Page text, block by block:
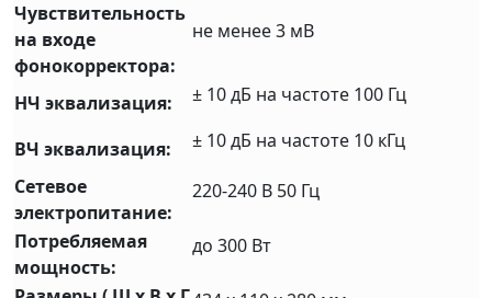
Чувствительность
на входе
фонокорректора:
не менее 3 мВ
НЧ эквализация: ± 10 дБ на частоте 100 Гц
ВЧ эквализация:
± 10 дБ на частоте 10 кГц
Сетевое
электропитание:
220-240 В 50 Гц
Потребляемая
мощность:
до 300 Вт